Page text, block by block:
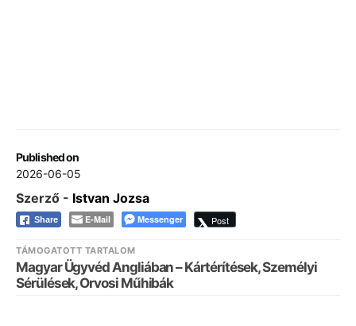
Published on
2026-06-05
Szerző - Istvan Jozsa
Share E-Mail Messenger Post
TÁMOGATOTT TARTALOM
Magyar Ügyvéd Angliában – Kártérítések, Személyi
Sérülések, Orvosi Műhibák